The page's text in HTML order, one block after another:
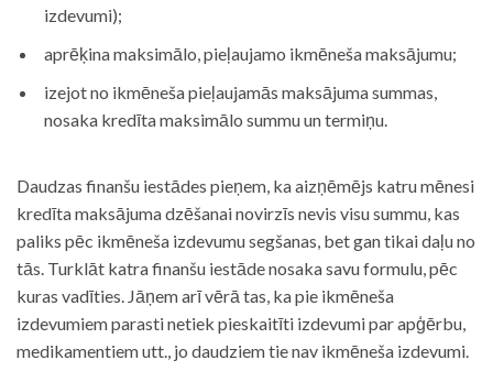
izdevumi);
aprēķina maksimālo, pieļaujamo ikmēneša maksājumu;
izejot no ikmēneša pieļaujamās maksājuma summas,
nosaka kredīta maksimālo summu un termiņu.
Daudzas finanšu iestādes pieņem, ka aizņēmējs katru mēnesi
kredīta maksājuma dzēšanai novirzīs nevis visu summu, kas
paliks pēc ikmēneša izdevumu segšanas, bet gan tikai daļu no
tās. Turklāt katra finanšu iestāde nosaka savu formulu, pēc
kuras vadīties. Jāņem arī vērā tas, ka pie ikmēneša
izdevumiem parasti netiek pieskaitīti izdevumi par apģērbu,
medikamentiem utt., jo daudziem tie nav ikmēneša izdevumi.